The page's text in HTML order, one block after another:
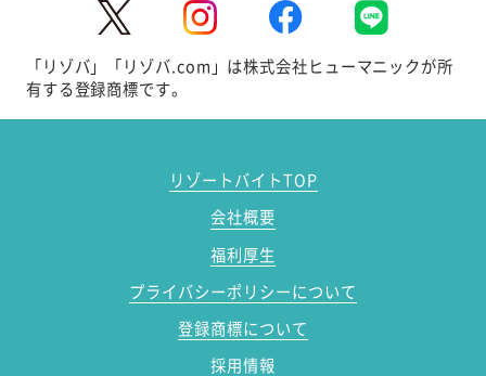
「リゾバ」「リゾバ.com」は株式会社ヒューマニックが所
有する登録商標です。
リゾートバイトTOP
会社概要
福利厚生
プライバシーポリシーについて
登録商標について
採用情報